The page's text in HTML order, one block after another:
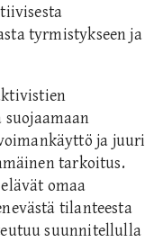
tyrmistykseen ja
ja juuri
tarkoitus.
omaa
tilanteesta
suunnitellulla